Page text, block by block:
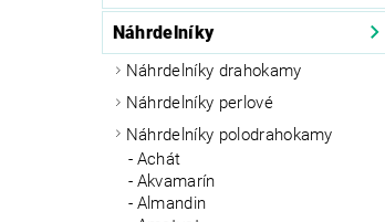
Náhrdelníky
Náhrdelníky drahokamy
Náhrdelníky perlové
Náhrdelníky polodrahokamy
Achát
Akvamarín
Almandin